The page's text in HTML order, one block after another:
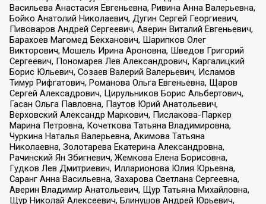
Васильева Анастасия Евгеньевна, Ривина Анна Валерьевна,
Бойко Анатолий Николаевич, Дугин Сергей Георгиевич,
Пивоваров Андрей Сергеевич, Аверин Виталий Евгеньевич,
Барахоев Магомед Бекханович, Шарипков Олег
Викторович, Мошель Ирина Ароновна, Шведов Григорий
Сергеевич, Пономарев Лев Александрович, Каргалицкий
Борис Юльевич, Созаев Валерий Валерьевич, Исламов
Тимур Рифгатович, Романова Ольга Евгеньевна, Щаров
Сергей Алексадрович, Цирульников Борис Альбертович,
Гасан Ольга Павловна, Паутов Юрий Анатольевич,
Верховский Александр Маркович, Пислакова-Паркер
Марина Петровна, Кочеткова Татьяна Владимировна,
Чуркина Наталья Валерьевна, Акимова Татьяна
Николаевна, Золотарева Екатерина Александровна,
Рачинский Ян Збигневич, Жемкова Елена Борисовна,
Гудков Лев Дмитриевич, Илларионова Юлия Юрьевна,
Саранг Анна Васильевна, Захарова Светлана Сергеевна,
Аверин Владимир Анатольевич, Щур Татьяна Михайловна,
Щур Николай Алексеевич, Блинушов Андрей Юрьевич,